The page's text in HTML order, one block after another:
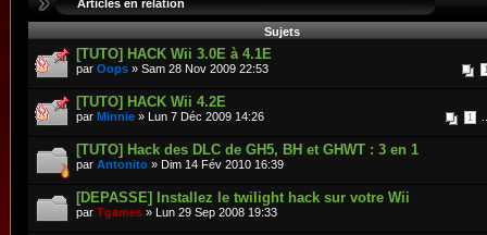
Articles en relation
Sujets
[TUTO] HACK Wii 3.0E à 4.1E
par Oops » Sam 28 Nov 2009 22:53
[TUTO] HACK Wii 4.2E
1
par Minnie » Lun 7 Déc 2009 14:26
[TUTO] Hack des DLC de GH5, BH et GHWT : 3 en 1
par Antonito » Dim 14 Fév 2010 16:39
[DEPASSE] Installez le twilight hack sur votre Wii
par Tgames » Lun 29 Sep 2008 19:33